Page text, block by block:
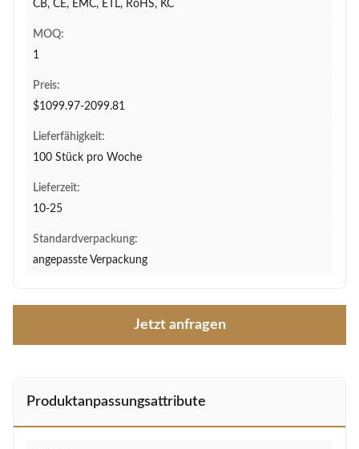
CB, CE, EMC, ETL, RoHS, KC
MOQ:
1
Preis:
$1099.97-2099.81
Lieferfähigkeit:
100 Stück pro Woche
Lieferzeit:
10-25
Standardverpackung:
angepasste Verpackung
Jetzt anfragen
Produktanpassungsattribute